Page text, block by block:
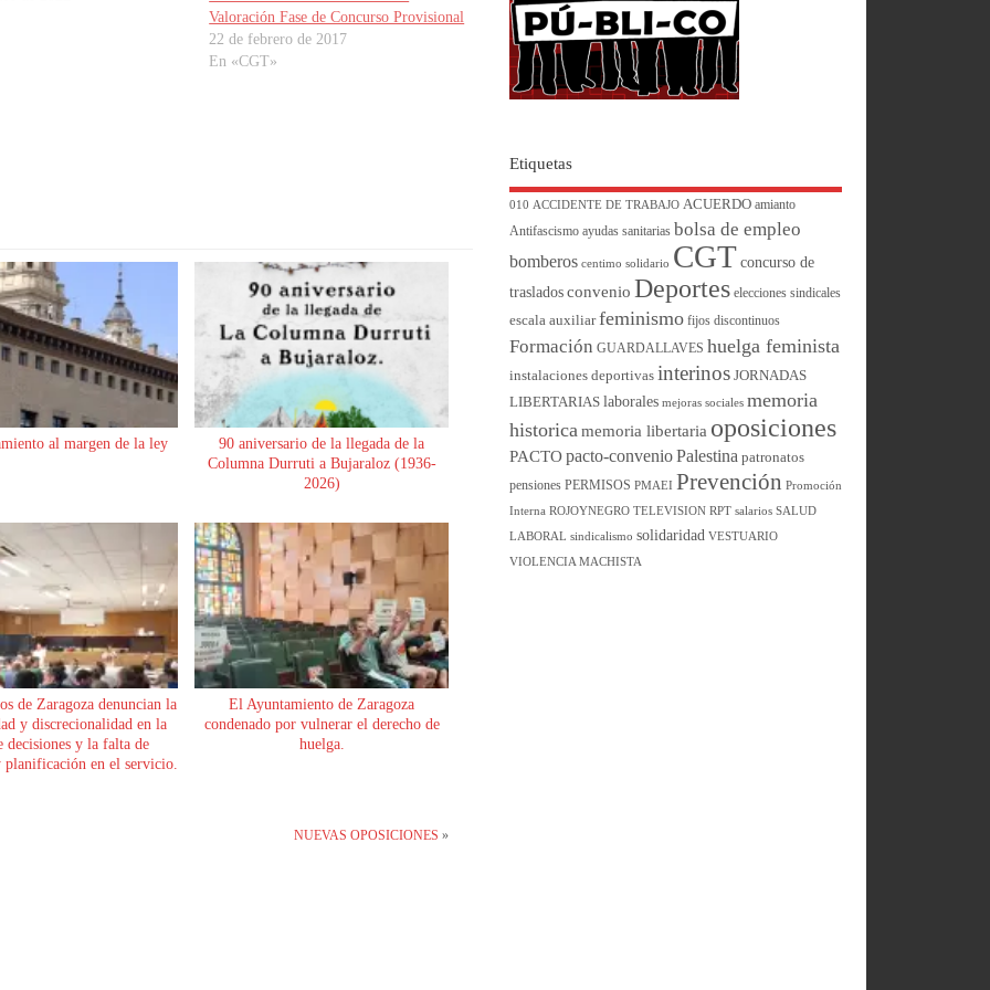
Valoración Fase de Concurso Provisional
22 de febrero de 2017
En «CGT»
al margen de la ley
90 aniversario de la llegada de la
Columna Durruti a Bujaraloz (1936-
2026)
de Zaragoza denuncian la
y discrecionalidad en la
decisiones y la falta de
en el servicio.
El Ayuntamiento de Zaragoza
condenado por vulnerar el derecho de
huelga.
NUEVAS OPOSICIONES »
Etiquetas
010 ACCIDENTE DE TRABAJO ACUERDO amianto
Antifascismo ayudas sanitarias bolsa de empleo
bomberos centimo solidario CGT concurso de
traslados convenio Deportes elecciones sindicales
escala auxiliar feminismo fijos discontinuos
Formación GUARDALLAVES huelga feminista
instalaciones deportivas interinos JORNADAS
LIBERTARIAS laborales mejoras sociales memoria
historica memoria libertaria oposiciones
PACTO pacto-convenio Palestina patronatos
pensiones PERMISOS PMAEI Prevención Promoción
Interna ROJOYNEGRO TELEVISION RPT salarios SALUD
LABORAL sindicalismo solidaridad VESTUARIO
VIOLENCIA MACHISTA